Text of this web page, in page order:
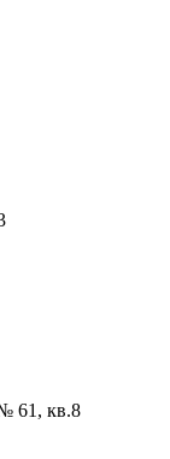
61, кв.8